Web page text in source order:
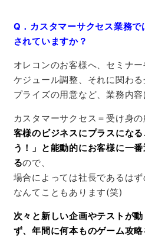
Q．カスタマーサクセス業務
されていますか？
オレコンのお客様へ、セミナ
ケジュール調整、それに関わ
プライズの用意など、業務内容
カスタマーサクセス＝ 受け身の
客様のビジネスにプラスにな
う！」と能動的にお客様に一
るので、
場合によっては社長であるはず
なんてこともあります(笑)
次々と新しい企画やテストが
ず、年間に何本ものゲーム攻